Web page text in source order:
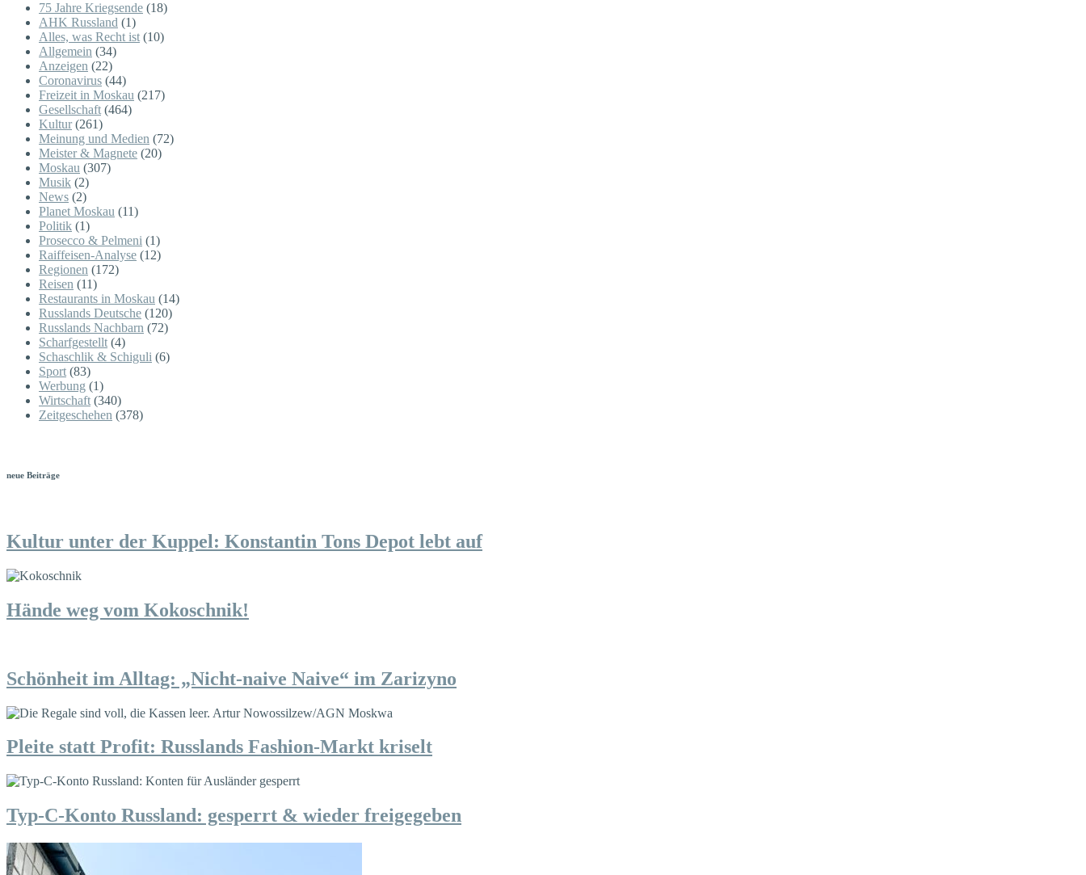
75 Jahre Kriegsende (18)
AHK Russland (1)
Alles, was Recht ist (10)
Allgemein (34)
Anzeigen (22)
Coronavirus (44)
Freizeit in Moskau (217)
Gesellschaft (464)
Kultur(261)
Meinung und Medien (72)
Meister & Magnete (20)
Moskau (307)
Musik (2)
News (2)
Planet Moskau (11)
Politik (1)
Prosecco & Pelmeni (1)
Raiffeisen-Analyse (12)
Regionen (172)
Reisen (11)
Restaurants in Moskau (14)
Russlands Deutsche (120)
Russlands Nachbarn (72)
Scharfgestellt (4)
Schaschlik & Schiguli (6)
Sport (83)
Werbung (1)
Wirtschaft (340)
Zeitgeschehen (378)
neue Beiträge
Kultur unter der Kuppel: Konstantin Tons Depot lebt auf
Hände weg vom Kokoschnik!
Schönheit im Alltag: „Nicht-naive Naive“ im Zarizyno
Pleite statt Profit: Russlands Fashion-Markt kriselt
Typ-C-Konto Russland: gesperrt & wieder freigegeben